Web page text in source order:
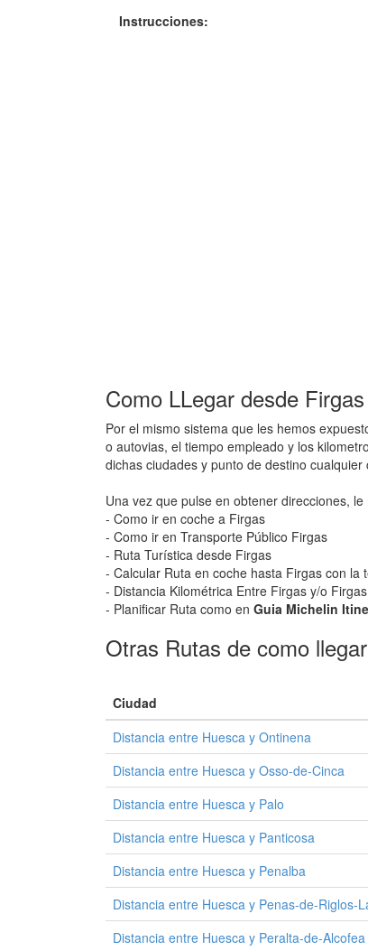
Instrucciones:
Como LLegar desde
Por el mismo sistema que les hemos
o autovias, el tiempo empleado y los
dichas ciudades y punto de destino
Una vez que pulse en obtener direcciones,
- Como ir en coche a Firgas
- Como ir en Transporte Público Firgas
- Ruta Turística desde Firgas
- Calcular Ruta en coche hasta Firgas con
- Distancia Kilométrica Entre Firgas y/o
- Planificar Ruta como en Guia Michelin
Otras Rutas de como
Ciudad
Distancia entre Huesca y Ontinena
Distancia entre Huesca y Osso-de-Cinca
Distancia entre Huesca y Palo
Distancia entre Huesca y Panticosa
Distancia entre Huesca y Penalba
Distancia entre Huesca y Penas-de-Riglos-
Distancia entre Huesca y Peralta-de-Alcofea